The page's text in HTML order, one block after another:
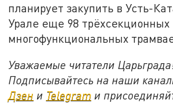
планирует закупить в Усть-
Урале еще 98 трёхсекционных
многофункциональных
Уважаемые читатели
Подписывайтесь на наши
Дзен и Telegram и